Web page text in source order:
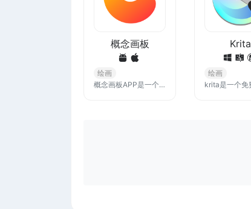
概念画板
绘画
概念画板APP是一个供您思考、规划和创作的灵活空间。无限大画布上每一笔都是优美的、可编辑的矢量笔画，让复制、调整和分享变得快捷而又流畅。它似纸笔，犹胜纸笔。
Krita
绘画